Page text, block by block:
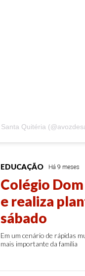
EDUCAÇÃO Há 9 meses
Colégio
e realiza
sábado
Em um cenário de rápidas
mais importante da família